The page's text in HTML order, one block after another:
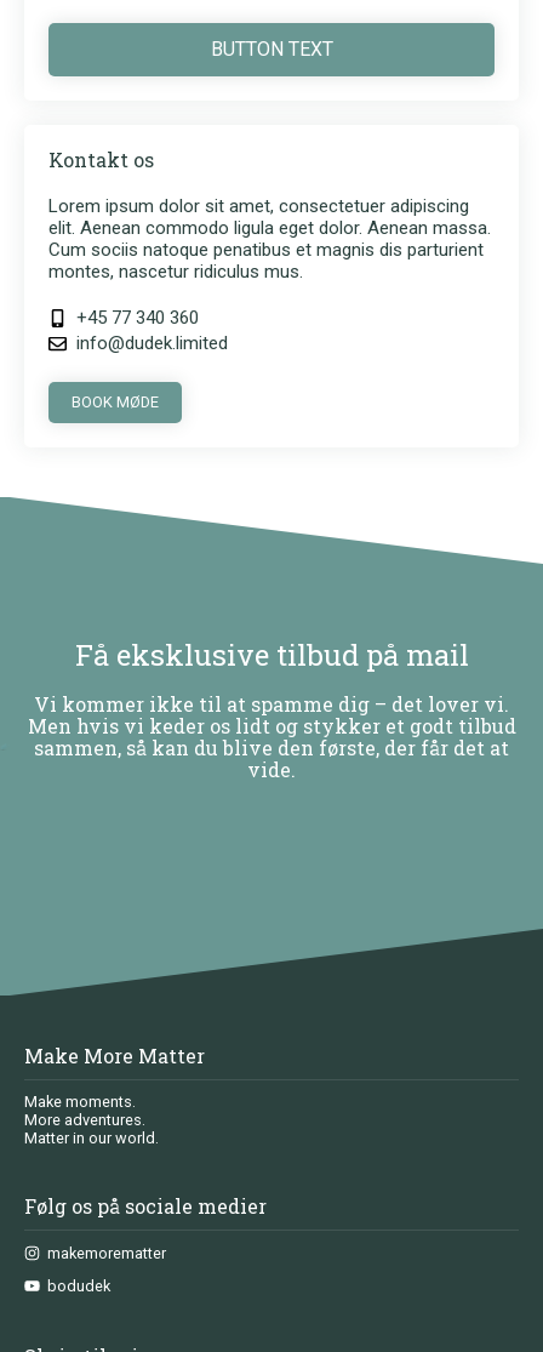
BUTTON TEXT
Kontakt os
Lorem ipsum dolor sit amet, consectetuer adipiscing
elit. Aenean commodo ligula eget dolor. Aenean massa.
Cum sociis natoque penatibus et magnis dis parturient
montes, nascetur ridiculus mus.
+45 77 340 360
info@dudek.limited
BOOK MØDE
Få eksklusive tilbud på mail
Vi kommer ikke til at spamme dig – det lover vi.
Men hvis vi keder os lidt og stykker et godt tilbud
sammen, så kan du blive den første, der får det at
vide.
Make More Matter
Make moments.
More adventures.
Matter in our world.
Følg os på sociale medier
makemorematter
bodudek